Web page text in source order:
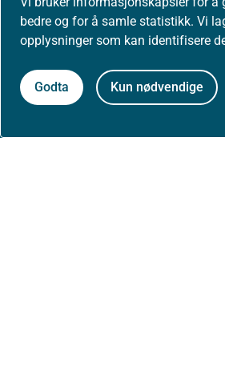
bedre og for å samle statistikk. Vi
opplysninger som kan identifisere
Godta Kun nødvendige
Nyheter
Arrangementer
Høringer